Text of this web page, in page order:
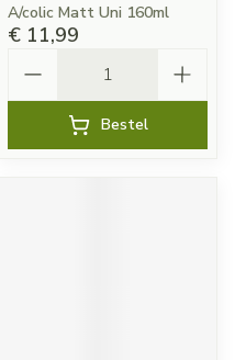
A/colic Matt Uni 160ml
€ 11,99
Bestel